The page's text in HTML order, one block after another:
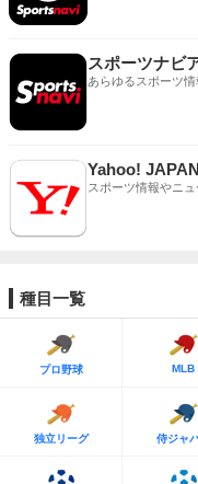
スポーツナビ
あらゆるスポーツ
Yahoo!
スポーツ情報やニ
種目一覧
プロ野球 MLB
独立リーグ 侍ジャ